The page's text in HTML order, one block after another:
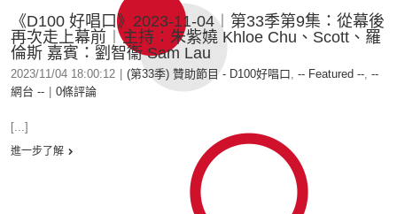
《D100 好唱口》2023-11-04︱第33季第9集：從幕後
再次走上幕前︱主持：朱紫嬈 Khloe Chu、Scott、羅
倫斯 嘉賓：劉智衞 Sam Lau
2023/11/04 18:00:12 (第33季) 贊助節目 - D100好唱口, -- Featured --, --
網台 --
0條評論
[...]
進一步了解